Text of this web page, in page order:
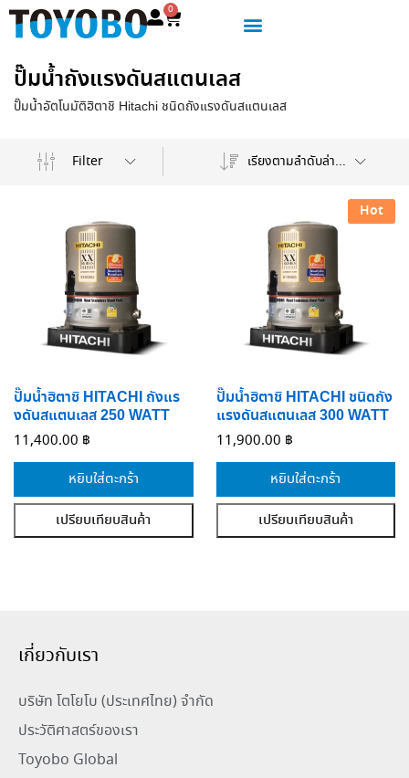
0
ปั๊มน้ำถังแรงดันสแตนเลส
ปั๊มน้ำอัตโนมัติฮิตาชิ Hitachi ชนิดถังแรงดันสแตนเลส
Filter เรียงตามลำดับล่าสุด
ปั๊มน้ำฮิตาชิ HITACHI ถังแร
งดันสแตนเลส 250 WATT
11,400.00 ฿
หยิบใส่ตะกร้า
เปรียบเทียบสินค้า
Hot
ปั๊มน้ำฮิตาชิ HITACHI ชนิดถัง
แรงดันสแตนเลส 300 WATT
11,900.00 ฿
หยิบใส่ตะกร้า
เปรียบเทียบสินค้า
เกี่ยวกับเรา
บริษัท โตโยโบ (ประเทศไทย) จำกัด
ประวัติศาสตร์ของเรา
Toyobo Global